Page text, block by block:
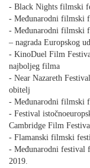
- Black Nights filmski
- Međunarodni filmski
- Međunarodni filmski
– nagrada Europskog
- KinoDuel Film
najboljeg filma
- Near Nazareth
obitelj
- Međunarodni filmski
- Festival
Cambridge Film
- Flamanski filmski
- Međunarodni festival
2019.